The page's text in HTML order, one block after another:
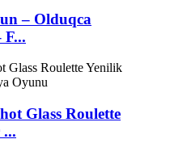
– Olduqca
F...
Glass Roulette